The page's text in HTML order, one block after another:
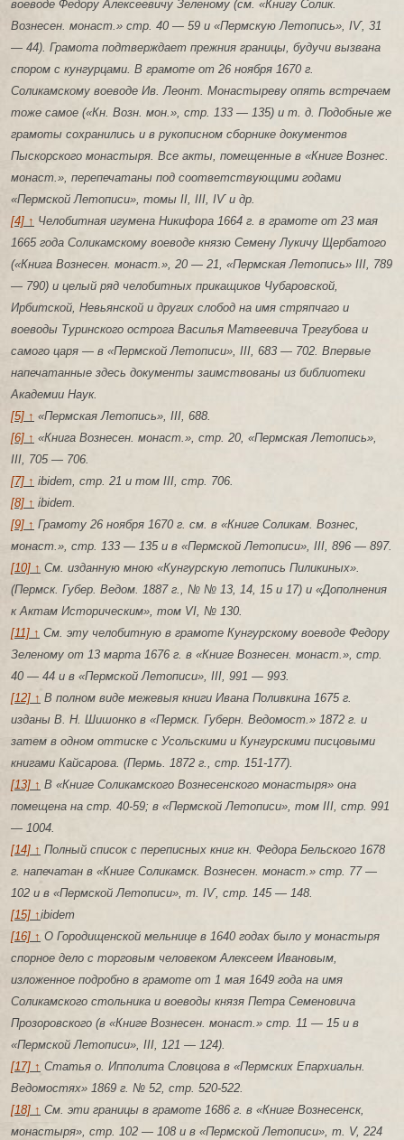
воеводе Федору Алексеевичу Зеленому (см. «Книгу Солик.
Вознесен. монаст.» стр. 40 — 59 и «Пермскую Летопись», ІѴ, 31
— 44). Грамота подтверждает прежния границы, будучи вызвана
спором с кунгурцами. В грамоте от 26 ноября 1670 г.
Соликамскому воеводе Ив. Леонт. Монастыреву опять встречаем
тоже самое («Кн. Возн. мон.», стр. 133 — 135) и т. д. Подобные же
грамоты сохранились и в рукописном сборнике документов
Пыскорского монастыря. Все акты, помещенные в «Книге Вознес.
монаст.», перепечатаны под соответствующими годами
«Пермской Летописи», томы II, III, ІѴ и др.
[4] ↑ Челобитная игумена Никифора 1664 г. в грамоте от 23 мая
1665 года Соликамскому воеводе князю Семену Лукичу Щербатого
(«Книга Вознесен. монаст.», 20 — 21, «Пермская Летопись» III, 789
— 790) и целый ряд челобитных прикащиков Чубаровской,
Ирбитской, Невьянской и других слобод на имя стряпчаго и
воеводы Туринского острога Василья Матвеевича Трегубова и
самого царя — в «Пермской Летописи», III, 683 — 702. Впервые
напечатанные здесь документы заимствованы из библиотеки
Академии Наук.
[5] ↑ «Пермская Летопись», III, 688.
[6] ↑ «Книга Вознесен. монаст.», стр. 20, «Пермская Летопись»,
III, 705 — 706.
[7] ↑ ibidem, стр. 21 и том III, стр. 706.
[8] ↑ ibidem.
[9] ↑ Грамоту 26 ноября 1670 г. см. в «Книге Соликам. Вознес,
монаст.», стр. 133 — 135 и в «Пермской Летописи», III, 896 — 897.
[10] ↑ См. изданную мною «Кунгурскую летопись Пиликиных».
(Пермск. Губер. Ведом. 1887 г., № № 13, 14, 15 и 17) и «Дополнения
к Актам Историческим», том VI, № 130.
[11] ↑ См. эту челобитную в грамоте Кунгурскому воеводе Федору
Зеленому от 13 марта 1676 г. в «Книге Вознесен. монаст.», стр.
40 — 44 и в «Пермской Летописи», III, 991 — 993.
[12] ↑ В полном виде межевыя книги Ивана Поливкина 1675 г.
изданы В. Н. Шишонко в «Пермск. Губерн. Ведомост.» 1872 г. и
затем в одном оттиске с Усольскими и Кунгурскими писцовыми
книгами Кайсарова. (Пермь. 1872 г., стр. 151-177).
[13] ↑ В «Книге Соликамского Вознесенского монастыря» она
помещена на стр. 40-59; в «Пермской Летописи», том III, стр. 991
— 1004.
[14] ↑ Полный список с переписных книг кн. Федора Бельского 1678
г. напечатан в «Книге Соликамск. Вознесен. монаст.» стр. 77 —
102 и в «Пермской Летописи», т. ІѴ, стр. 145 — 148.
[15] ↑ibidem
[16] ↑ О Городищенской мельнице в 1640 годах было у монастыря
спорное дело с торговым человеком Алексеем Ивановым,
изложенное подробно в грамоте от 1 мая 1649 года на имя
Соликамского стольника и воеводы князя Петра Семеновича
Прозоровского (в «Книге Вознесен. монаст.» стр. 11 — 15 и в
«Пермской Летописи», III, 121 — 124).
[17] ↑ Статья о. Ипполита Словцова в «Пермских Епархиальн.
Ведомостях» 1869 г. № 52, стр. 520-522.
[18] ↑ См. эти границы в грамоте 1686 г. в «Книге Вознесенск,
монастыря», стр. 102 — 108 и в «Пермской Летописи», т. V, 224